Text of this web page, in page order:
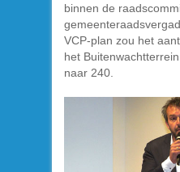
binnen de
VCP-plan zou het
het
naar 240.